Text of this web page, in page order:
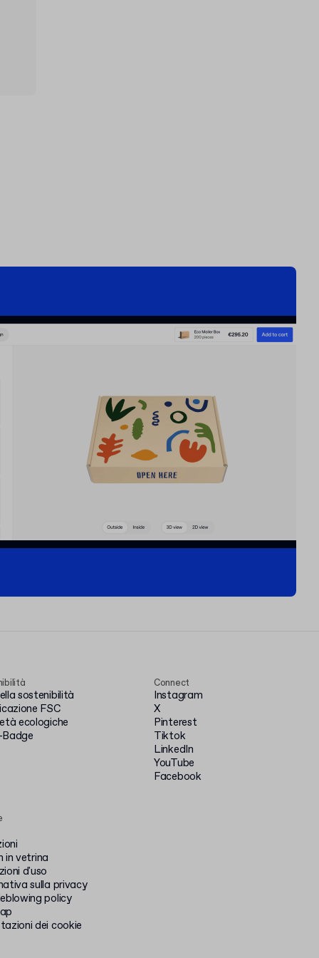
sostenibilità
FSC
ecologiche
in vetrina
d'uso
sulla privacy
policy
dei cookie
Connect
Instagram
X
Pinterest
Tiktok
LinkedIn
YouTube
Facebook